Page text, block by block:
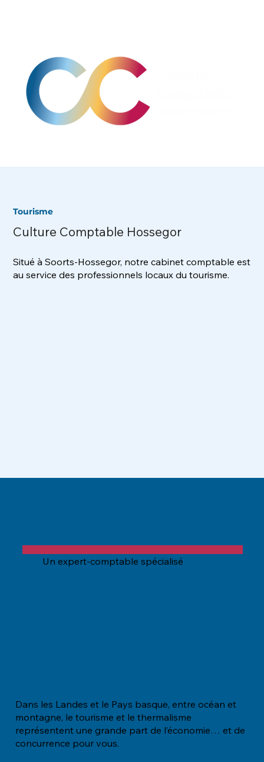
Tourisme
Culture Comptable Hossegor
Situé à Soorts-Hossegor, notre cabinet comptable est
au service des professionnels locaux du tourisme.
Un expert-comptable spécialisé
Dans les Landes et le Pays basque, entre océan et
montagne, le tourisme et le thermalisme
représentent une grande part de l’économie… et de
concurrence pour vous.